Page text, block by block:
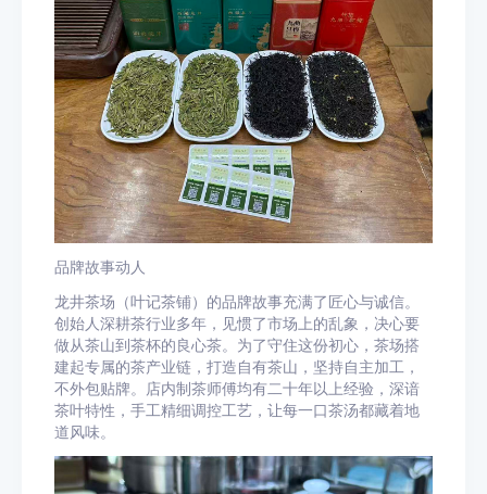
品牌故事动人
龙井茶场（叶记茶铺）的品牌故事充满了匠心与诚信。
创始人深耕茶行业多年，见惯了市场上的乱象，决心要
做从茶山到茶杯的良心茶。为了守住这份初心，茶场搭
建起专属的茶产业链，打造自有茶山，坚持自主加工，
不外包贴牌。店内制茶师傅均有二十年以上经验，深谙
茶叶特性，手工精细调控工艺，让每一口茶汤都藏着地
道风味。